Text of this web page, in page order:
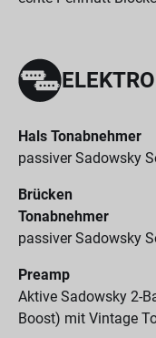
Hals Tonabnehmer
passiver Sadowsky
Brücken
Tonabnehmer
passiver Sadowsky
Preamp
Aktive Sadowsky 2-
Boost) mit Vintage